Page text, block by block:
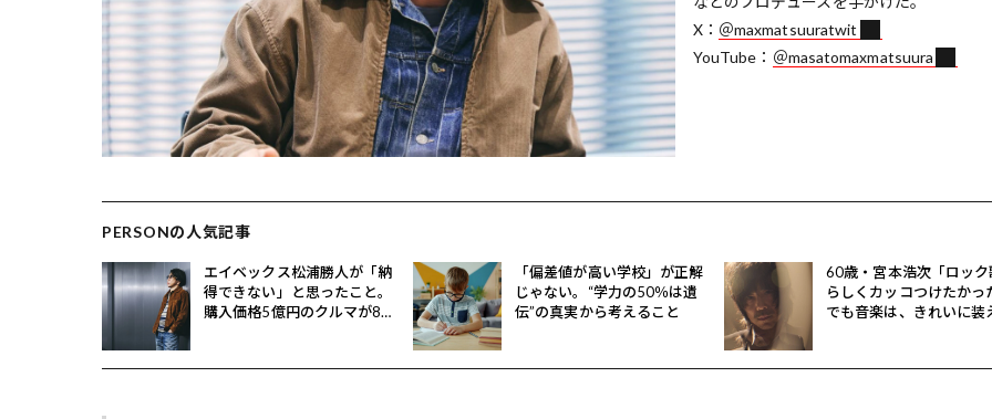
X： ＠maxmatsuuratwit
YouTube： ＠masatomaxmatsuura
PERSONの人気記事
エイベックス松浦勝人が「納
得できない」と思ったこと。
購入価格5億円のクルマが8億
「偏差値が高い学校」が正解
じゃない。“学力の50％は遺
伝”の真実から考えること
60歳・宮本浩次「ロック
らしくカッコつけたかっ
でも音楽は、きれいに装